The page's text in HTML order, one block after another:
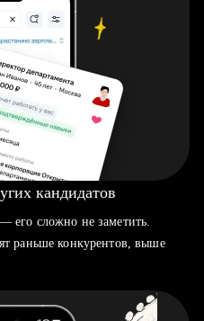
кандидатов
его сложно не заметить.
раньше конкурентов, выше